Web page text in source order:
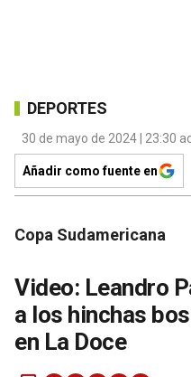
DEPORTES
30 de mayo de 2024 | 23:30
Añadir como fuente en
Copa Sudamericana
Video: Leandro
a los hinchas
en La Doce